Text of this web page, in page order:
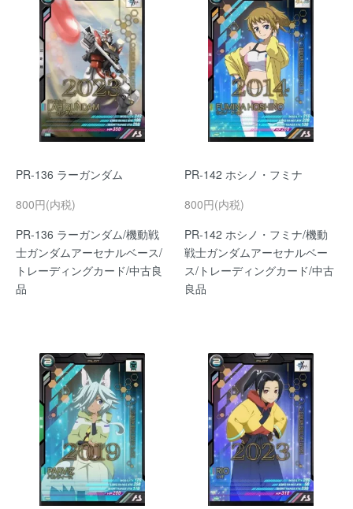
PR-136 ラーガンダム
800円(内税)
PR-136 ラーガンダム/機動戦
士ガンダムアーセナルベース/
トレーディングカード/中古良
品
PR-142 ホシノ・フミナ
800円(内税)
PR-142 ホシノ・フミナ/機動
戦士ガンダムアーセナルベー
ス/トレーディングカード/中古
良品